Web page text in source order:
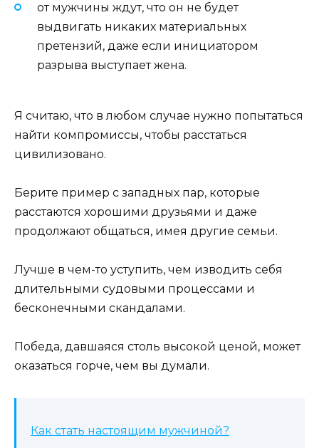
от мужчины ждут, что он не будет
выдвигать никаких материальных
претензий, даже если инициатором
разрыва выступает жена.
Я считаю, что в любом случае нужно попытаться
найти компромиссы, чтобы расстаться
цивилизовано.
Берите пример с западных пар, которые
расстаются хорошими друзьями и даже
продолжают общаться, имея другие семьи.
Лучше в чем-то уступить, чем изводить себя
длительными судовыми процессами и
бесконечными скандалами.
Победа, давшаяся столь высокой ценой, может
оказаться горче, чем вы думали.
Как стать настоящим мужчиной?